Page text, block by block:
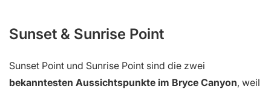
Sunset & Sunrise Point
Sunset Point und Sunrise Point sind die zwei
bekanntesten Aussichtspunkte im Bryce Canyon, weil